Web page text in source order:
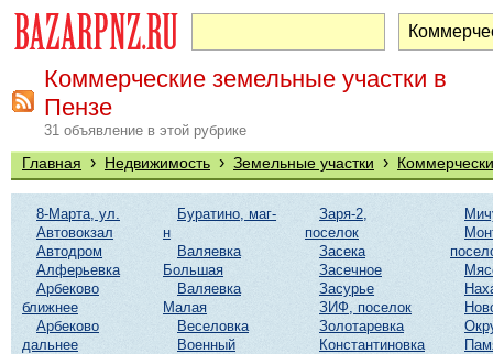
Коммерческие земельные участки в
Пензе
31 объявление в этой рубрике
Главная › Недвижимость › Земельные участки ›
8-Марта, ул.
Автовокзал
Автодром
Алферьевка
Арбеково
ближнее
Арбеково
дальнее
Буратино, маг-
н
Валяевка
Большая
Валяевка
Малая
Веселовка
Военный
Заря-2,
поселок
Засека
Засечное
Засурье
ЗИФ, поселок
Золотаревка
Константиновка